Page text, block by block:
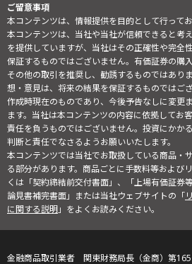
ご留意事項
本コンテンツは、情報提供を目的として行ってお
本コンテンツは、当社や当社が信頼できると考
を提供していますが、当社はその正確性や完全
保証するものではございません。有価証券の購
その他の取引を推奨し、勧誘するものではあり
想・意見は、将来の結果を保証するものではご
作成時現在のものであり、今後予告なしに変更
ます。当社は本コンテンツの内容に依拠してお
責任を負うものではございません。投資にかか
判断と責任でなさるようお願いいたします。
本コンテンツでは当社でお取扱している商品・
る部分があります。商品ごとに手数料等および
くは「契約締結前交付書面」、「上場有価証券
論見書補完書面」または当社ウェブサイトの「
に関する説明」をよくお読みください。
金融商品取引業者 関東財務局長（金商）第